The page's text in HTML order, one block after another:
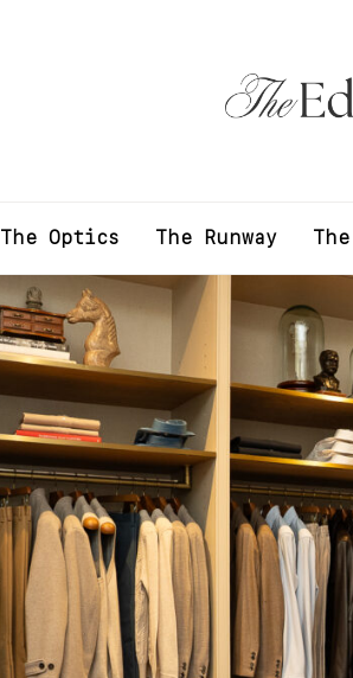
The Optics The Runway